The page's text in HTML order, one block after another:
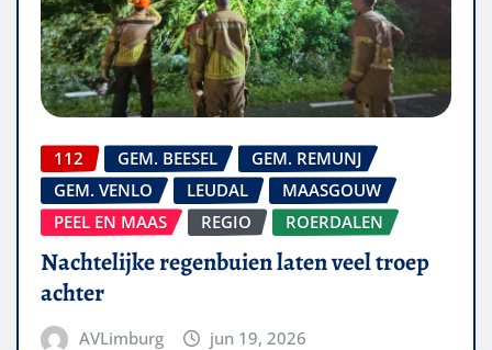
112 GEM. BEESEL
GEM. REMUNJ
GEM. VENLO
LEUDAL
MAASGOUW
PEEL EN MAAS
REGIO ROERDALEN
Nachtelijke regenbuien laten veel troep
achter
AVLimburg jun 19, 2026